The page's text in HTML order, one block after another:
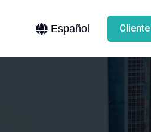
Español Cliente